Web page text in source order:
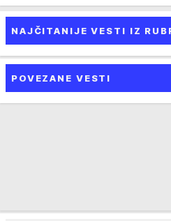
NAJČITANIJE VESTI IZ
POVEZANE VESTI